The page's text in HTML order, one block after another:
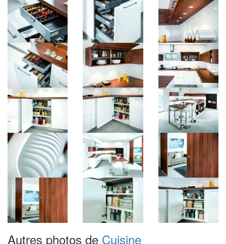
Autres photos de Cuisine